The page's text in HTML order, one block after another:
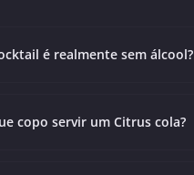
é realmente sem álcool?
copo servir um Citrus cola?